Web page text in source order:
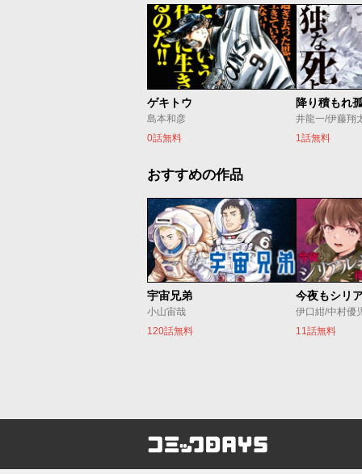
ゲキトウ
島本和彦
0話無料
降り積もれ
井龍一/伊藤翔
1話無料
おすすめの作品
宇宙兄弟
小山宙哉
120話無料
伊口紺/中村優
11話無料
コミックDAYS